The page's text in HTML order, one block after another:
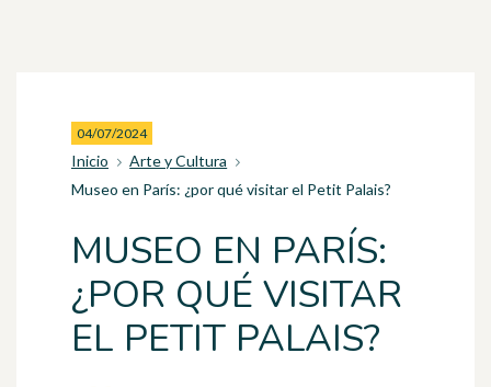
04/07/2024
Inicio
Arte y Cultura
Museo en París: ¿por qué visitar el Petit Palais?
MUSEO EN PARÍS:
¿POR QUÉ VISITAR
EL PETIT PALAIS?